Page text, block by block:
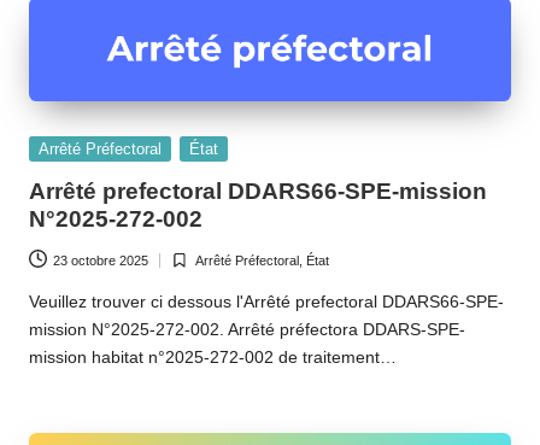
Posted
Arrêté Préfectoral État
Arrêté prefectoral DDARS66-SPE-mission
N°2025-272-002
23 octobre 2025
Posted
in
Arrêté Préfectoral, État
Veuillez trouver ci dessous l'Arrêté prefectoral DDARS66-SPE-
mission N°2025-272-002. Arrêté préfectora DDARS-SPE-
mission habitat n°2025-272-002 de traitement…